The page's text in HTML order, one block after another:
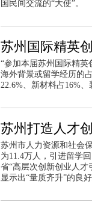
国民间交流的“大使”。
苏州国际精英
“参加本届苏州国际精英
海外背景或留学经历的
22.6%、新材料占16%
苏州打造人才
苏州市人力资源和社会
为11.4万人，引进留学
省“高层次创新创业人
显示出“量质齐升”的良好